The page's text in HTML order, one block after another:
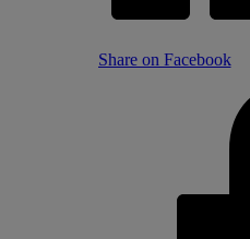
Share on Facebook